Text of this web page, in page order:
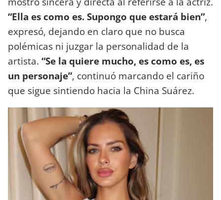
“Ella es como es. Supongo que estará bien”,
expresó, dejando en claro que no busca
polémicas ni juzgar la personalidad de la
artista. “Se la quiere mucho, es como es, es
un personaje”, continuó marcando el cariño
que sigue sintiendo hacia la China Suárez.